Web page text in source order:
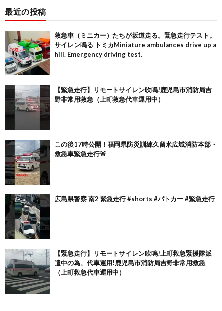
最近の投稿
救急車（ミニカー）たちが坂道走る。緊急走行テスト。
サイレン鳴る トミカMiniature ambulances drive up a
hill. Emergency driving test.
【緊急走行】リモートサイレン吹鳴!鹿児島市消防局吉
野非常用救急（上町救急代車運用中）
この後17時公開！福岡県防災訓練久留米広域消防本部・
救急車緊急走行🚨
広島県警察 南2 緊急走行 #shorts #パトカー #緊急走行
【緊急走行】リモートサイレン吹鳴!上町救急緊援隊派
遣中の為、代車運用!鹿児島市消防局吉野非常用救急
（上町救急代車運用中）